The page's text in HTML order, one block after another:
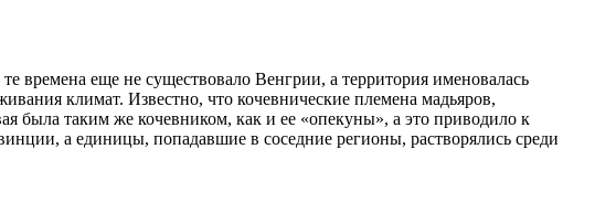
еще не существовало Венгрии, а территория именовалась
климат. Известно, что кочевнические племена мадьяров,
была таким же кочевником, как и ее «опекуны», а это приводило к
а единицы, попадавшие в соседние регионы, растворялись среди